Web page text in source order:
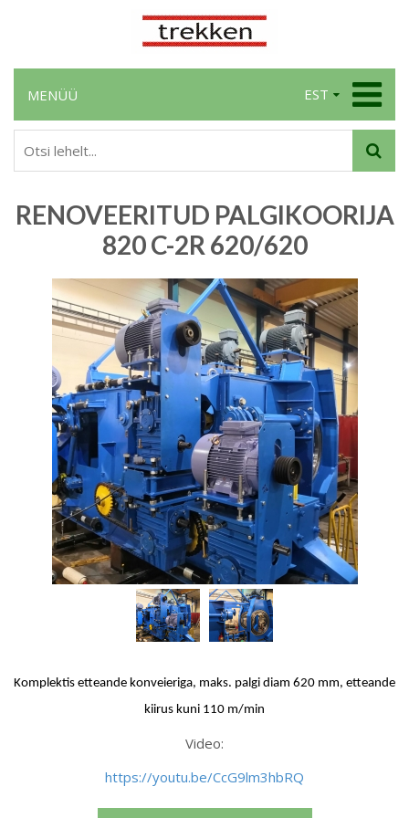
EST
MENÜÜ
RENOVEERITUD PALGIKOORIJA
820 C-2R 620/620
Komplektis etteande konveieriga, maks. palgi diam 620 mm, etteande
kiirus kuni 110 m/min
Video:
https://youtu.be/CcG9lm3hbRQ